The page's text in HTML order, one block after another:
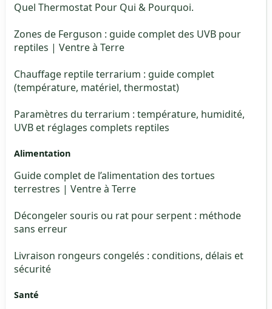
Quel Thermostat Pour Qui & Pourquoi.
Zones de Ferguson : guide complet des UVB pour
reptiles | Ventre à Terre
Chauffage reptile terrarium : guide complet
(température, matériel, thermostat)
Paramètres du terrarium : température, humidité,
UVB et réglages complets reptiles
Alimentation
Guide complet de l’alimentation des tortues
terrestres | Ventre à Terre
Décongeler souris ou rat pour serpent : méthode
sans erreur
Livraison rongeurs congelés : conditions, délais et
sécurité
Santé